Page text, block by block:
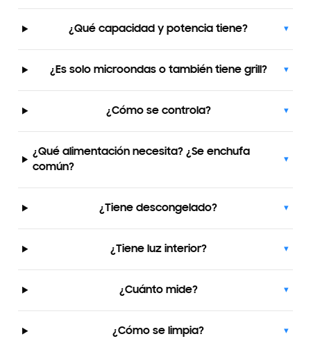
¿Qué capacidad y potencia tiene? ▾
¿Es solo microondas o también tiene grill? ▾
¿Cómo se controla? ▾
¿Qué alimentación necesita? ¿Se enchufa
común?
▾
¿Tiene descongelado? ▾
¿Tiene luz interior? ▾
¿Cuánto mide? ▾
¿Cómo se limpia? ▾